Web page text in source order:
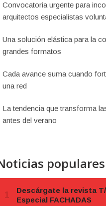
Convocatoria urgente para
arquitectos especialistas
Una solución elástica para la
grandes formatos
Cada avance suma cuando
una red
La tendencia que transforma
antes del verano
populares